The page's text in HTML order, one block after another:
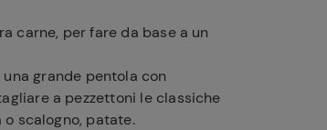
carne, per fare da base a un
grande pentola con
a pezzettoni le classiche
scalogno, patate.